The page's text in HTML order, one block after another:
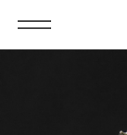
Дополнительные